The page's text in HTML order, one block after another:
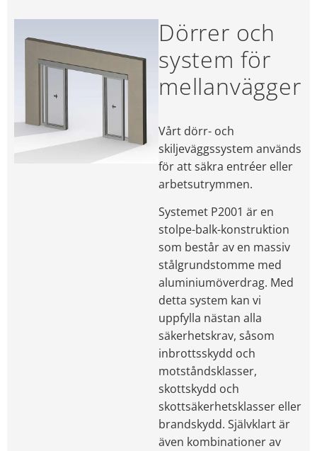
Dörrer och
system för
mellanvägger
Vårt dörr- och
skiljeväggssystem används
för att säkra entréer eller
arbetsutrymmen.
Systemet P2001 är en
stolpe-balk-konstruktion
som består av en massiv
stålgrundstomme med
aluminiumöverdrag. Med
detta system kan vi
uppfylla nästan alla
säkerhetskrav, såsom
inbrottsskydd och
motståndsklasser,
skottskydd och
skottsäkerhetsklasser eller
brandskydd. Självklart är
även kombinationer av